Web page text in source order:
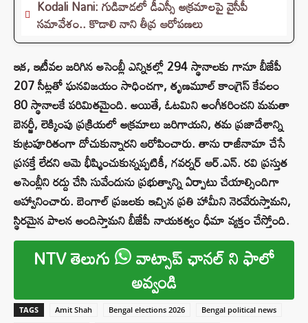
Kodali Nani: గుడివాడలో డీఎస్సీ అక్రమాలపై వైసీపీ
సమావేశం.. కొడాలి నాని తీవ్ర ఆరోపణలు
ఇక, ఇటీవల జరిగిన అసెంబ్లీ ఎన్నికల్లో 294 స్థానాలకు గానూ బీజేపీ
207 సీట్లతో ఘనవిజయం సాధించగా, తృణమూల్ కాంగ్రెస్ కేవలం
80 స్థానాలకే పరిమితమైంది. అయితే, ఓటమిని అంగీకరించని మమతా
బెనర్జీ, లెక్కింపు ప్రక్రియలో అక్రమాలు జరిగాయని, తమ ప్రజాదేశాన్ని
కుట్రపూరితంగా దోచుకున్నారని ఆరోపించారు. తాను రాజీనామా చేసే
ప్రసక్తే లేదని ఆమె భీష్మించుకున్నప్పటికీ, గవర్నర్ ఆర్.ఎన్. రవి ప్రస్తుత
అసెంబ్లీని రద్దు చేసి సువేందును ప్రభుత్వాన్ని ఏర్పాటు చేయాల్సిందిగా
ఆహ్వానించారు. బెంగాల్ ప్రజలకు ఇచ్చిన ప్రతి హామీని నెరవేరుస్తామని,
స్థిరమైన పాలన అందిస్తామని బీజేపీ నాయకత్వం ధీమా వ్యక్తం చేస్తోంది.
NTV తెలుగు వాట్సాప్ ఛానల్ ని ఫాలో
అవ్వండి
TAGS Amit Shah Bengal elections 2026
Bengal political news